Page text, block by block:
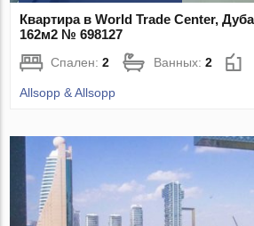
Квартира в World Trade Center,
162м2 № 698127
Спален:2 Ванных:2
Allsopp & Allsopp